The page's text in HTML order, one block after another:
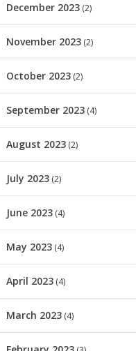
December 2023 (2)
November 2023 (2)
October 2023 (2)
September 2023 (4)
August 2023 (2)
July 2023 (2)
June 2023 (4)
May 2023 (4)
April 2023 (4)
March 2023 (4)